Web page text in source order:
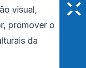
visual,
promover o
da